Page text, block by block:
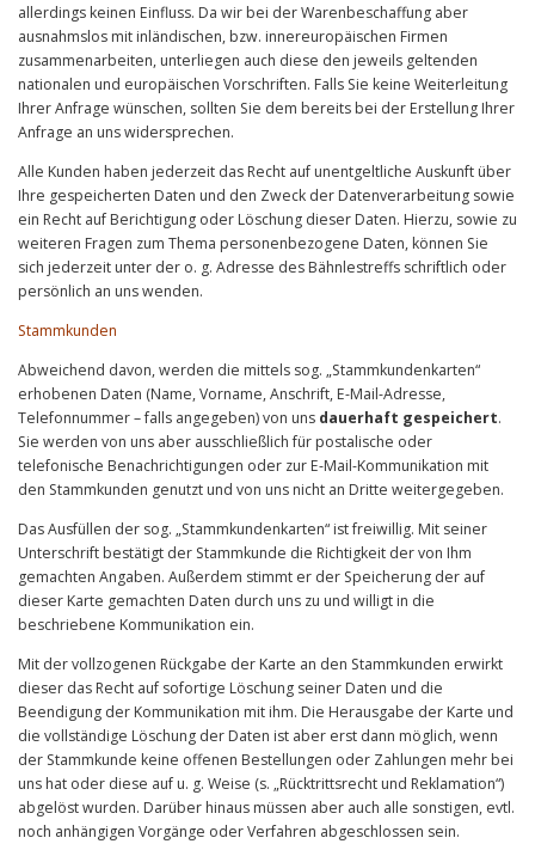
allerdings keinen Einfluss. Da wir bei der Warenbeschaffung aber
ausnahmslos mit inländischen, bzw. innereuropäischen Firmen
zusammenarbeiten, unterliegen auch diese den jeweils geltenden
nationalen und europäischen Vorschriften. Falls Sie keine Weiterleitung
Ihrer Anfrage wünschen, sollten Sie dem bereits bei der Erstellung Ihrer
Anfrage an uns widersprechen.
Alle Kunden haben jederzeit das Recht auf unentgeltliche Auskunft über
Ihre gespeicherten Daten und den Zweck der Datenverarbeitung sowie
ein Recht auf Berichtigung oder Löschung dieser Daten. Hierzu, sowie zu
weiteren Fragen zum Thema personenbezogene Daten, können Sie
sich jederzeit unter der o. g. Adresse des Bähnlestreffs schriftlich oder
persönlich an uns wenden.
Stammkunden
Abweichend davon, werden die mittels sog. „Stammkundenkarten“
erhobenen Daten (Name, Vorname, Anschrift, E-Mail-Adresse,
Telefonnummer – falls angegeben) von uns dauerhaft gespeichert.
Sie werden von uns aber ausschließlich für postalische oder
telefonische Benachrichtigungen oder zur E-Mail-Kommunikation mit
den Stammkunden genutzt und von uns nicht an Dritte weitergegeben.
Das Ausfüllen der sog. „Stammkundenkarten“ ist freiwillig. Mit seiner
Unterschrift bestätigt der Stammkunde die Richtigkeit der von Ihm
gemachten Angaben. Außerdem stimmt er der Speicherung der auf
dieser Karte gemachten Daten durch uns zu und willigt in die
beschriebene Kommunikation ein.
Mit der vollzogenen Rückgabe der Karte an den Stammkunden erwirkt
dieser das Recht auf sofortige Löschung seiner Daten und die
Beendigung der Kommunikation mit ihm. Die Herausgabe der Karte und
die vollständige Löschung der Daten ist aber erst dann möglich, wenn
der Stammkunde keine offenen Bestellungen oder Zahlungen mehr bei
uns hat oder diese auf u. g. Weise (s. „Rücktrittsrecht und Reklamation“)
abgelöst wurden. Darüber hinaus müssen aber auch alle sonstigen, evtl.
noch anhängigen Vorgänge oder Verfahren abgeschlossen sein.